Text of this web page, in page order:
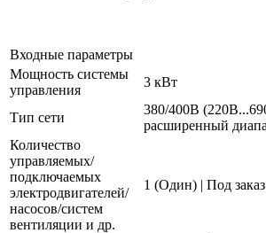
Входные параметры
Мощность системы
управления
3 кВт
Тип сети
380/400В
расширенный
Количество
управляемых/
подключаемых
электродвигателей/
насосов/систем
вентиляции и др.
1 (Один) | Под